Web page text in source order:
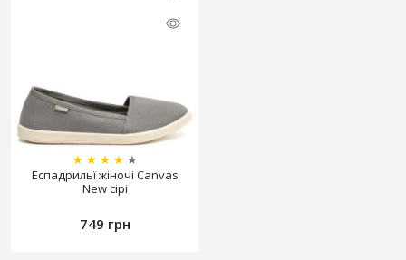
★ ★ ★ ★ ★
Еспадрильї жіночі Canvas
New сірі
749 грн